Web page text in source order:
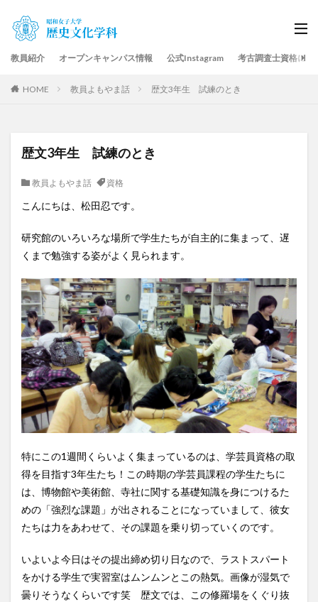
教員紹介 オープンキャンパス情報 公式Instagram 考古調査士資格につ
HOME 教員よもやま話 歴文3年生 試練のとき
歴文3年生 試練のとき
教員よもやま話 資格
こんにちは、松田忍です。
研究館のいろいろな場所で学生たちが自主的に集まって
遅
くまで勉強する姿がよく 見られます。
特に この1週間 くらいよく 集まっているのは、学芸員資格の取
得を目指す3年生たち！ この時期の学芸員課程の学生たちに
は、博物館や美術館、寺社に関する基礎知識を身につけるた
めの「強烈な課題」が出されることになっていまして、彼女
たちは力をあわせて、その課題を乗り切っていく のです。
いよいよ今日はその提出締め切り 日なので
ラストスパート
をかける学生で実習室はムンムンと この熱気。画像が湿気で
曇りそうなくらいです笑 歴文では、
この修羅場をくぐり抜